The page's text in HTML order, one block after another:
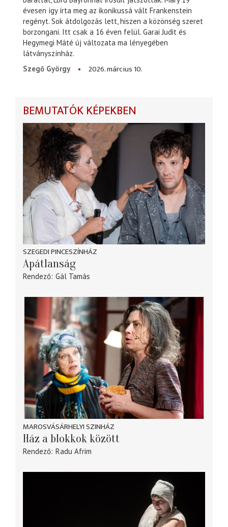
évesen így írta meg az ikonikussá vált Frankenstein
regényt. Sok átdolgozás lett, hiszen a közönség szeret
borzongani. Itt csak a 16 éven felül. Garai Judit és
Hegymegi Máté új változata ma lényegében
látványszínház.
Szegő György
2026. március 10.
BEMUTATÓK KÉPEKBEN
SZEGEDI PINCESZÍNHÁZ
Apátlanság
Rendező Gál Tamás
MAROSVÁSÁRHELYI SZINHÁZ
Ház a blokkok között
Rendező Radu Afrim